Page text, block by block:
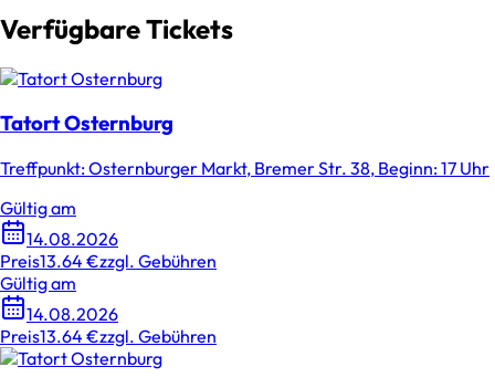
Verfügbare Tickets
Tatort Osternburg
Treffpunkt: Osternburger Markt, Bremer Str. 38, Beginn: 17 Uhr
Gültig am
14.08.2026
Preis13.64 €zzgl. Gebühren
Gültig am
14.08.2026
Preis13.64 €zzgl. Gebühren